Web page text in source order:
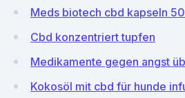
Meds biotech cbd kapseln
Cbd konzentriert tupfen
Medikamente gegen angst
Kokosöl mit cbd für hunde